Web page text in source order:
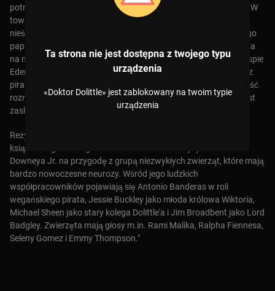
Ta strona nie jest dostępna z twojego typu
urządzenia
«Doktor Dolittle» jest zablokowany na twoim typie
urządzenia
potrzebuje jego pomocy, dobry doktor ponownie rusza do akcji. W
towarzystwie jednonożnej kaczki, chorego misia polarnego,
nieśmiałej gorylicy, żyrafy, którą nikt nie zdołał uwięzić, pyskatego
papugi, rewolucyjnego lisa i młodego miłośnika zwierząt wyrusza
na morza świata w poszukiwaniu cudownego lekarstwa na Wyspie
Eden Tree. Po drodze on i jego przyjaciele będą musieli walczyć z
piratami, mściwym tygrysem i pradawnym smokiem. Umiejętność
rozmawiania ze zwierzętami zawsze jest pomocna. Czasami jest
zaskakująco, gdy odpowiadają.
Reżyser Stephen Gaghan powraca do magicznego uniwersum
książek Hugh Loftinga o ""Doktorze Dolittle"" i wysyła Roberta
Downeya Jr. na przygodę z grupą niezwykłych zwierząt, które mają
bardzo nowoczesne neurozy. Wśród jego ludzkich
współpracowników pojawiają się Antonio Banderas w roli
wegańskiego pirata, Jessie Buckley jako młoda królowa Wiktoria,
Michael Sheen jako stary kolega Dolittle'a i Jim Broadbent jako Lord
Badgley. Zwierzęta mają głosy m.in. Rami Malika, Ralpha Fiennesa,
Seleny Gomez i Emmy Thompson."